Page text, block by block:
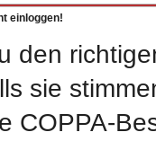
einloggen!
den
sie
COPPA-